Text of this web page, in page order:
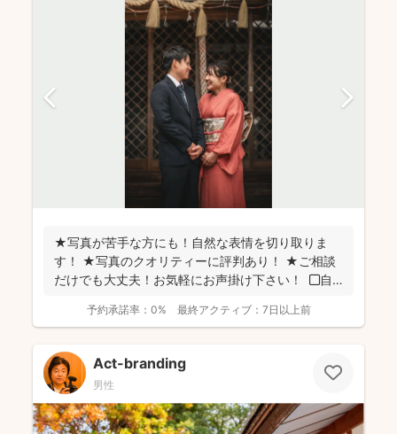
★写真が苦手な方にも！自然な表情を切り取りま
す！ ★写真のクオリティーに評判あり！ ★ご相談
だけでも大丈夫！お気軽にお声掛け下さい！ ◼︎自
予約承諾率： 0% 最終アクティブ： 7日以上前
Act-branding
男性